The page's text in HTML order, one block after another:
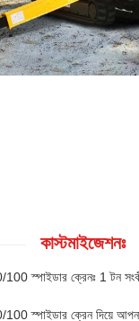
কাস্টমাইজেশনঃ
স্পাইডার ক্রেনঃ 1 টন
স্পাইডার ক্রেন দিয়ে